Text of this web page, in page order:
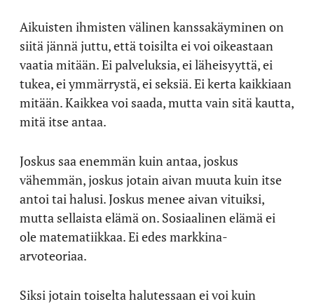
Aikuisten ihmisten välinen kanssakäyminen on
siitä jännä juttu, että toisilta ei voi oikeastaan
vaatia mitään. Ei palveluksia, ei läheisyyttä, ei
tukea, ei ymmärrystä, ei seksiä. Ei kerta kaikkiaan
mitään. Kaikkea voi saada, mutta vain sitä kautta,
mitä itse antaa.
Joskus saa enemmän kuin antaa, joskus
vähemmän, joskus jotain aivan muuta kuin itse
antoi tai halusi. Joskus menee aivan vituiksi,
mutta sellaista elämä on. Sosiaalinen elämä ei
ole matematiikkaa. Ei edes markkina-
arvoteoriaa.
Siksi jotain toiselta halutessaan ei voi kuin